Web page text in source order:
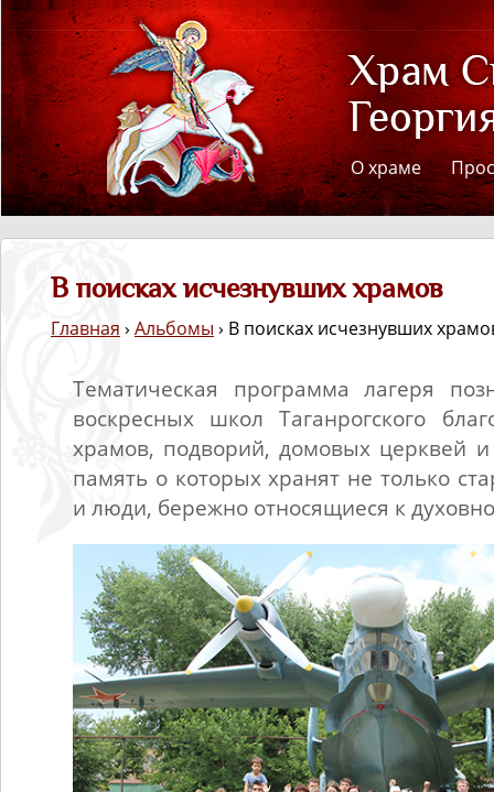
О храме
В поисках исчезнувших храмов
Главная › Альбомы › В поисках исчезнувших
Тематическая программа лагеря
воскресных школ Таганрогского
храмов, подворий, домовых церквей и
память о которых хранят не только
и люди, бережно относящиеся к